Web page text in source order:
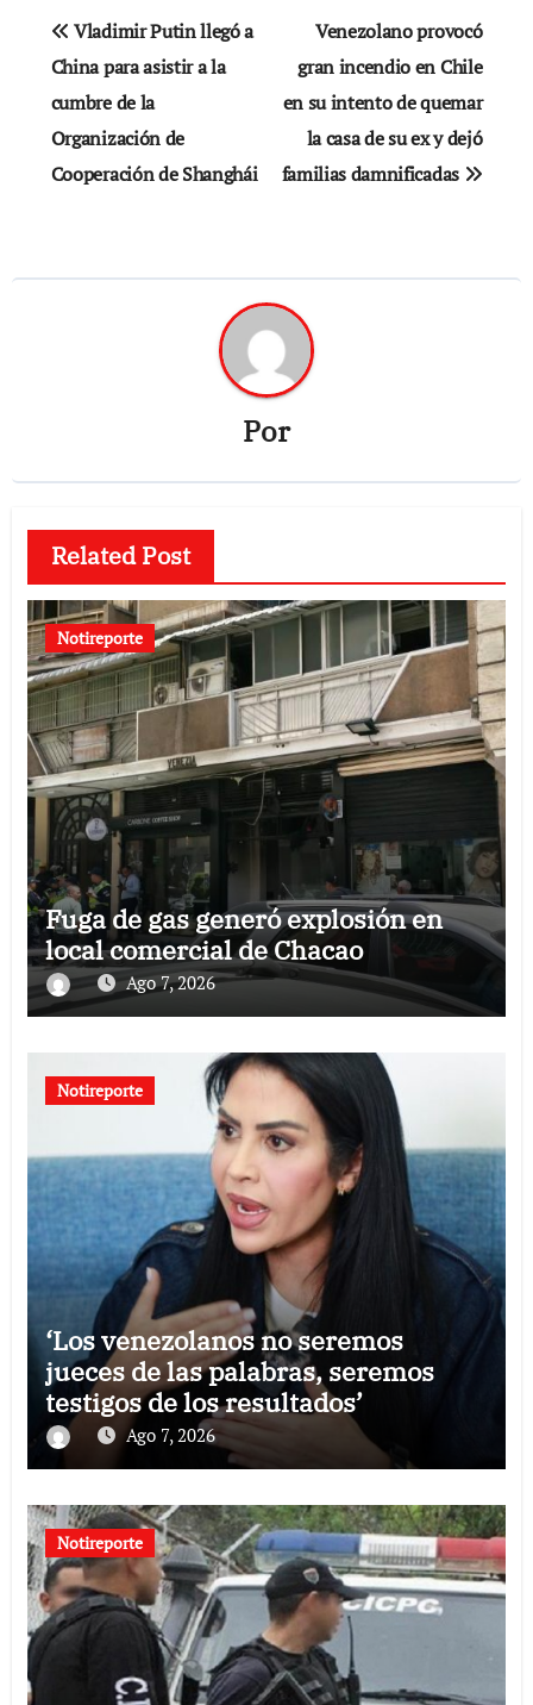
Navegación
de
entradas
Vladimir Putin llegó a
China para asistir a la
cumbre de la
Organización de
Cooperación de Shanghái
Venezolano provocó
gran incendio en Chile
en su intento de quemar
la casa de su ex y dejó
familias damnificadas
Por
Related Post
Notireporte
Fuga de gas generó explosión en
local comercial de Chacao
Ago 7, 2026
Notireporte
‘Los venezolanos no seremos
jueces de las palabras, seremos
testigos de los resultados’
Ago 7, 2026
Notireporte